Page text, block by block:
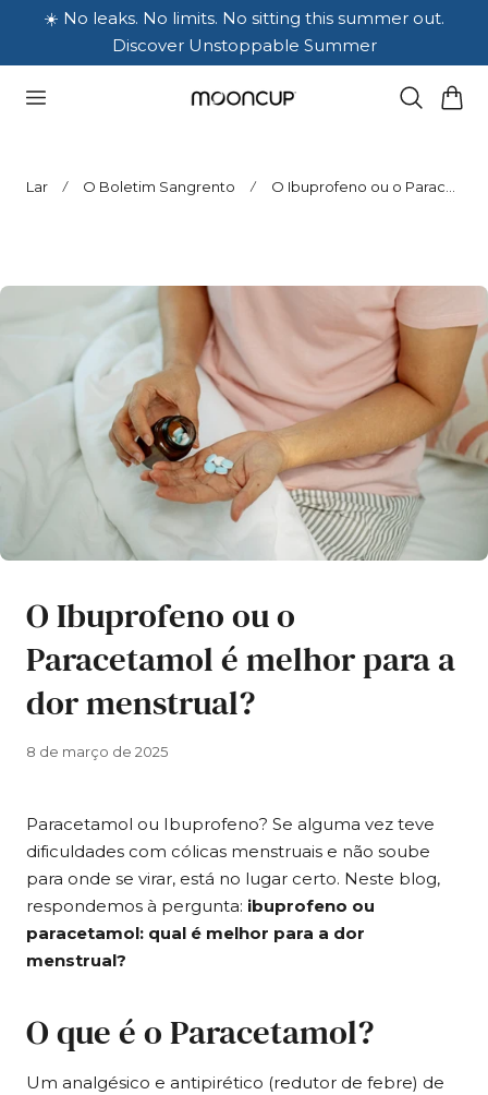
O ConteúdoFREE UK delivery on orders over £30
🩵 Summer-proof or your money back: 90-day
guarantee on reusable period care
☀️ No leaks. No limits. No sitting this summer out.
Discover Unstoppable Summer
Carrinho
Lar O Boletim Sangrento
O Ibuprofeno ou o
Paracetamol é melhor para a
dor menstrual?
8 de março de 2025
Paracetamol ou Ibuprofeno? Se alguma vez teve
dificuldades com cólicas menstruais e não soube
para onde se virar, está no lugar certo. Neste blog,
respondemos à pergunta: ibuprofeno ou
paracetamol: qual é melhor para a dor
menstrual?
O que é o Paracetamol?
Um analgésico e antipirético (redutor de febre) de